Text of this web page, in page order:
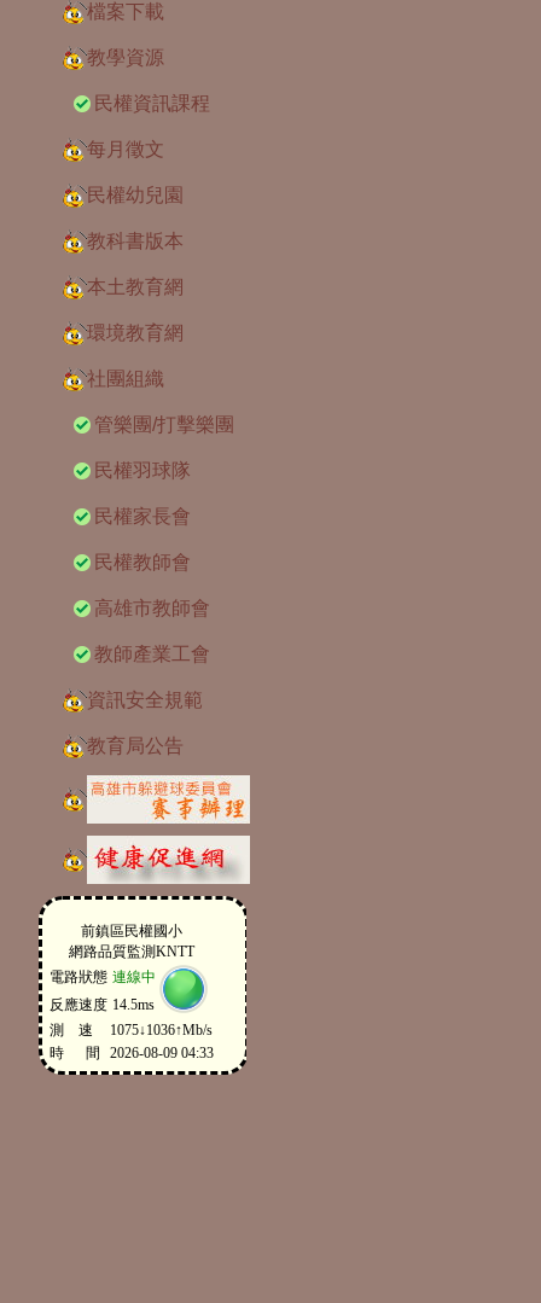
檔案下載
教學資源
民權資訊課程
每月徵文
民權幼兒園
教科書版本
本土教育網
環境教育網
社團組織
管樂團/打擊樂團
民權羽球隊
民權家長會
民權教師會
高雄市教師會
教師產業工會
資訊安全規範
教育局公告